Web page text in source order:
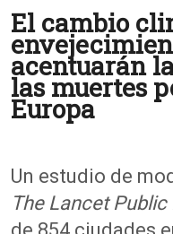
El cambio
acentuarán
las muertes
Europa
Un estudio de
The Lancet Public